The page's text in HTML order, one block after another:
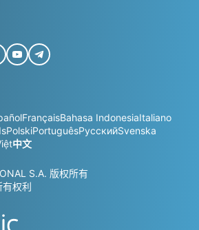
FrançaisBahasa IndonesiaItaliano
PolskiPortuguêsРусскийSvenska
中文
S.A. 版权所有
权利